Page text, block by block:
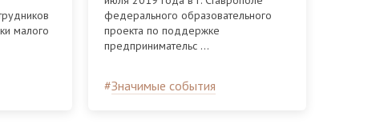
малого
федерального образовательного
проекта по поддержке
предпринимательс ...
#Значимые события